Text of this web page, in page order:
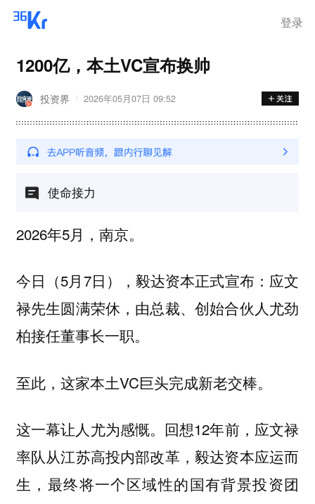
登录
1200亿，本土VC宣布换帅
投资界 2026年05月07日 09:52
使命接力
2026年5月，南京。
今日（5月7日），毅达资本正式宣布： 应文
禄先生圆满荣休，由总裁、创始合伙人尤劲
柏接任董事长一职。
至此，这家本土VC巨头完成新老交棒。
这一幕让人尤为感慨。回想12年前，应文禄
率队从江苏高投内部改革，毅达资本应运而
生，最终将一个区域性的国有背景投资团